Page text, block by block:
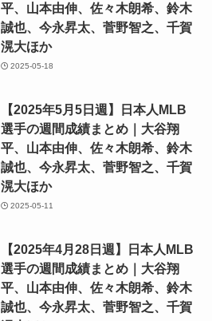
平、山本由伸、佐々木朗希、鈴木
誠也、今永昇太、菅野智之、千賀
滉大ほか
2025-05-18
【2025年5月5日週】日本人MLB
選手の週間成績まとめ｜大谷翔
平、山本由伸、佐々木朗希、鈴木
誠也、今永昇太、菅野智之、千賀
滉大ほか
2025-05-11
【2025年4月28日週】日本人MLB
選手の週間成績まとめ｜大谷翔
平、山本由伸、佐々木朗希、鈴木
誠也、今永昇太、菅野智之、千賀